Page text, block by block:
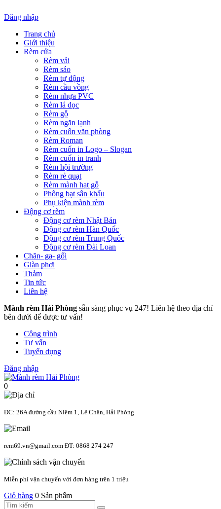
Đăng nhập
Trang chủ
Giới thiệu
Rèm cửa
Rèm vải
Rèm sáo
Rèm tự động
Rèm cầu vồng
Rèm nhựa PVC
Rèm lá dọc
Rèm gỗ
Rèm ngăn lạnh
Rèm cuốn văn phòng
Rèm Roman
Rèm cuốn in Logo – Slogan
Rèm cuốn in tranh
Rèm hội trường
Rèm rẻ quạt
Rèm mành hạt gỗ
Phông bạt sân khấu
Phụ kiện mành rèm
Động cơ rèm
Động cơ rèm Nhật Bản
Động cơ rèm Hàn Quốc
Động cơ rèm Trung Quốc
Động cơ rèm Đài Loan
Chăn- ga- gối
Giàn phơi
Thảm
Tin tức
Liên hệ
Mành rèm Hải Phòng sẵn sàng phục vụ 247! Liên hệ theo địa chỉ
bên dưới để được tư vấn!
Công trình
Tư vấn
Tuyển dụng
Đăng nhập
0
ĐC: 26A đường cầu Niệm 1, Lê Chân, Hải Phòng
rem69.vn@gmail.com ĐT: 0868 274 247
Miễn phí vận chuyển với đơn hàng trên 1 triệu
Giỏ hàng 0 Sản phẩm